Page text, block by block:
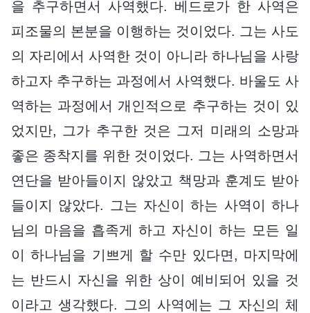
을 추구하면서 사역했다. 베드로가 한 사역은
피조물의 본분을 이행하는 것이었다. 그는 사도
의 자리에서 사역한 것이 아니라 하나님을 사랑
하고자 추구하는 과정에서 사역했다. 바울도 사
역하는 과정에서 개인적으로 추구하는 것이 있
었지만, 그가 추구한 것은 그저 미래의 소망과
좋은 종착지를 위한 것이었다. 그는 사역하면서
연단을 받아들이지 않았고 책망과 훈계도 받아
들이지 않았다. 그는 자신이 하는 사역이 하나
님의 마음을 흡족게 하고 자신이 하는 모든 일
이 하나님을 기쁘게 할 수만 있다면, 마지막에
는 반드시 자신을 위한 상이 예비되어 있을 것
이라고 생각했다. 그의 사역에는 그 자신의 체